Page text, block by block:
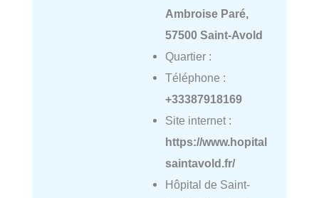
Ambroise Paré,
57500 Saint-Avold
Quartier :
Téléphone :
+33387918169
Site internet :
https://www.hopital
saintavold.fr/
Hôpital de Saint-